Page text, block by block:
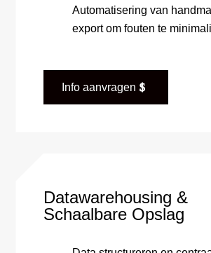
Automatisering van
export om fouten te
Info aanvragen
Datawarehousing &
Schaalbare Opslag